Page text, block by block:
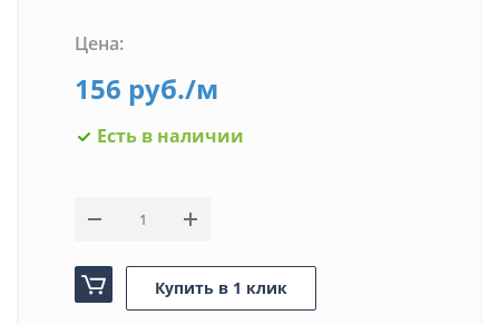
Цена:
156 руб./м
Есть в наличии
Купить в 1 клик